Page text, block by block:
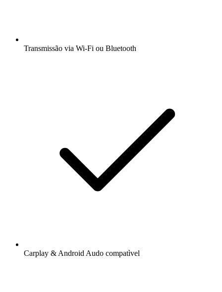
Transmissão via Wi-Fi ou Bluetooth
Carplay & Android Audo compatìvel